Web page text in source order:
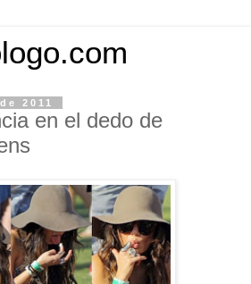
2011
en el dedo de